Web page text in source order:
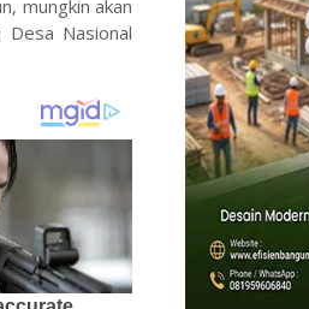
mungkin akan
Nasional